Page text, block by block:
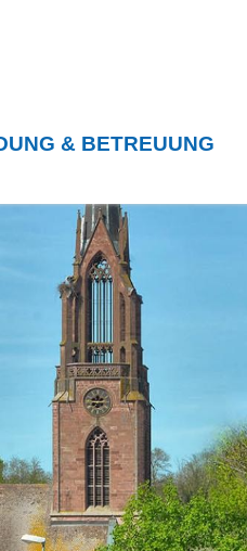
& BETREUUNG